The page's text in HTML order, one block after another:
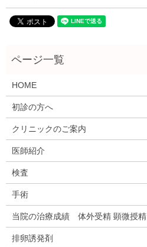
HOME
初診の方へ
クリニックのご案内
医師紹介
検査
手術
当院の治療成績 体外受精 顕微授精
排卵誘発剤